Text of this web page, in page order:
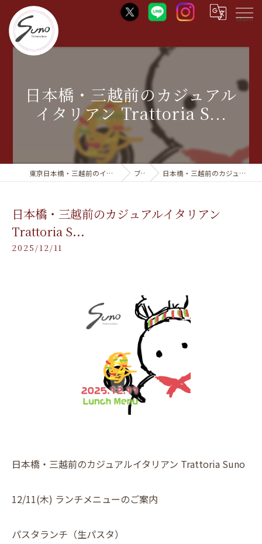
Menu
日本橋・三越前のカジュアル
イタリアン Trattoria S...
東京日本橋・三越前のイタリアンならTrattoria Suno ブログ 日本橋・三越前のカジュアルイタリアン Trattoria S...
日本橋・三越前のカジュアルイタリアン
Trattoria S...
2025/12/11
日本橋・三越前のカジュアルイタリアン Trattoria Suno
12/11(木) ランチメニューのご案内
パスタランチ（生パスタ）